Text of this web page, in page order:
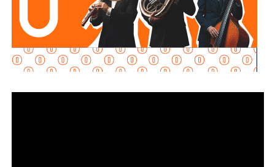
conocimiento de la existencia de una obligación
alimentaria o de un proceso judicial en curso, ayuden al
deudor a ocultar bienes, acepten figurar como titulares
aparentes de estos o realicen actos jurídicos simulados
con el propósito de evitar que se cumplan las
incorporación desde avenida de las Torres. Como salida
secundaria, los automovilistas podrán continuar por esta
misma vialidad para incorporarse a avenida Simón Díaz,
con dirección a avenida de la Constitución y el
fraccionamiento Simón Díaz.
Como parte de la estrategia de movilidad, la avenida